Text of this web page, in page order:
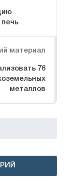
материал
76
металлов